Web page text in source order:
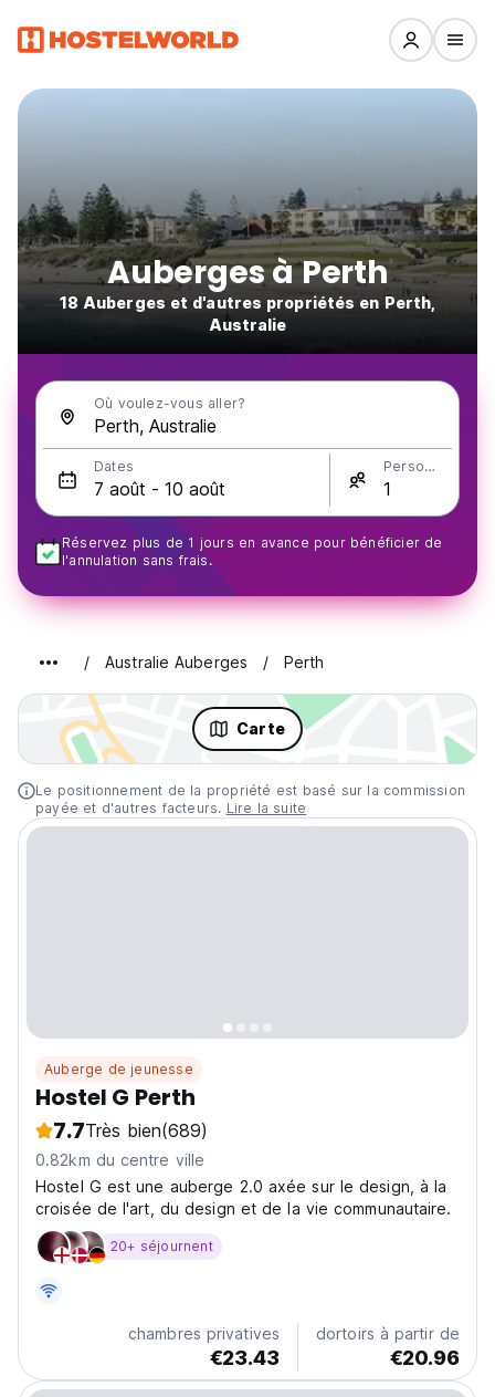
Auberges à Perth
18 Auberges et d'autres propriétés en Perth,
Australie
Où voulez-vous aller?
Dates Personnes
Réservez plus de 1 jours en avance pour bénéficier de
l'annulation sans frais.
Australie Auberges Perth
Carte
Le positionnement de la propriété est basé sur la commission
payée et d'autres facteurs. Lire la suite
Auberge de jeunesse
Hostel G Perth
7.7Très bien(689)
0.82km du centre ville
Hostel G est une auberge 2.0 axée sur le design, à la
croisée de l'art, du design et de la vie communautaire.
20+ séjournent
chambres privatives
€23.43
dortoirs à partir de
€20.96